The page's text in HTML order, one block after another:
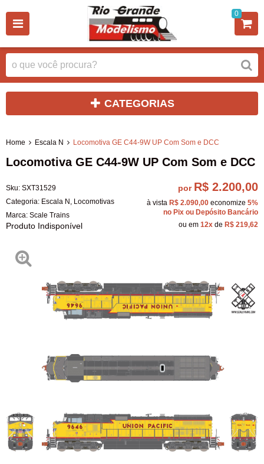
0
CATEGORIAS
Home Escala N Locomotiva GE C44-9W UP Com Som e DCC
Locomotiva GE C44-9W UP Com Som e DCC
Sku: SXT31529
Categoria: Escala N Locomotivas
Marca: Scale Trains
Produto Indisponível
por R$ 2.200,00
à vista R$ 2.090,00 economize 5%
no Pix ou Depósito Bancário
ou em 12x de R$ 219,62